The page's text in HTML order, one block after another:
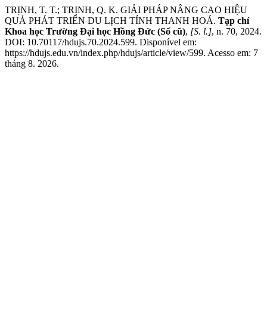
TRỊNH, T. T.; TRỊNH, Q. K. GIẢI PHÁP NÂNG CAO HIỆU
QUẢ PHÁT TRIỂN DU LỊCH TỈNH THANH HOÁ. Tạp chí
Khoa học Trường Đại học Hồng Đức (Số cũ), [S. l.], n. 70, 2024.
DOI: 10.70117/hdujs.70.2024.599. Disponível em:
https://hdujs.edu.vn/index.php/hdujs/article/view/599. Acesso em: 7
tháng 8. 2026.